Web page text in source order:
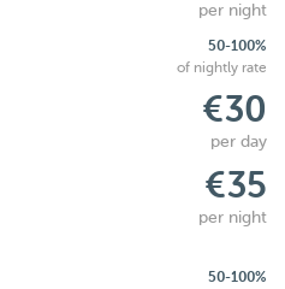
per night
50-100%
of nightly rate
€30
per day
€35
per night
50-100%